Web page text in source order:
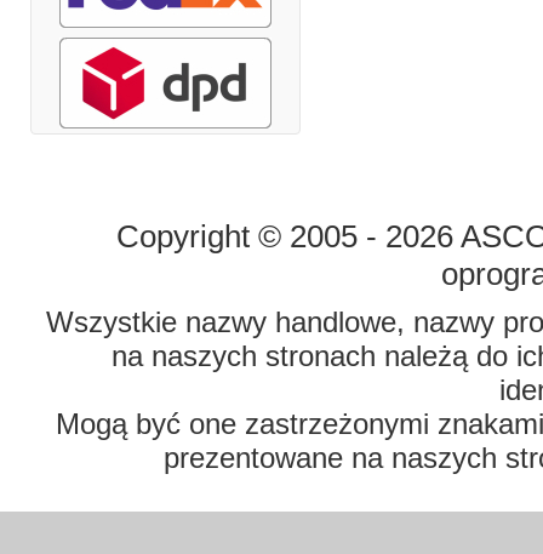
Copyright © 2005 - 2026
Wszystkie nazwy handlowe, nazwy
na naszych stronach należą do
Mogą być one zastrzeżonymi
prezentowane na naszych